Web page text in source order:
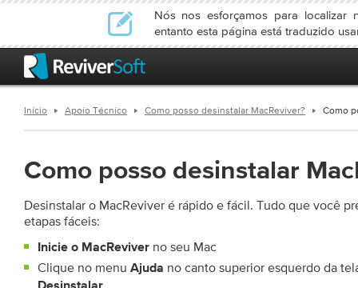
Nós nos esforçamos para localizar
entanto esta página está traduzido
Início Apoio Técnico Como posso desinstalar MacReviver? Como
Como posso desinstalar
Desinstalar o MacReviver é rápido e fácil. Tudo que você
etapas fáceis:
Inicie o MacReviver no seu Mac
Clique no menu Ajuda no canto superior esquerdo da
.